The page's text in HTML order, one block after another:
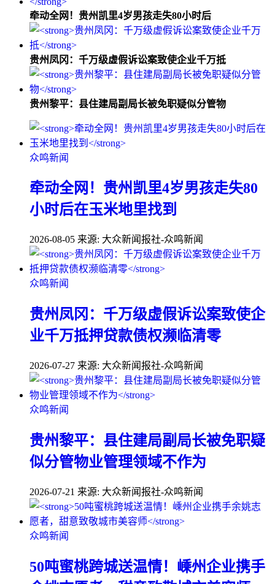
牵动全网！贵州凯里4岁男孩走失80小时后
贵州凤冈：千万级虚假诉讼案致使企业千万抵
贵州黎平：县住建局副局长被免职疑似分管物
众鸣新闻
牵动全网！贵州凯里4岁男孩走失80
小时后在玉米地里找到
2026-08-05 来源: 大众新闻报社-众鸣新闻
众鸣新闻
贵州凤冈：千万级虚假诉讼案致使企
业千万抵押贷款债权濒临清零
2026-07-27 来源: 大众新闻报社-众鸣新闻
众鸣新闻
贵州黎平：县住建局副局长被免职疑
似分管物业管理领域不作为
2026-07-21 来源: 大众新闻报社-众鸣新闻
众鸣新闻
50吨蜜桃跨城送温情！嵊州企业携手